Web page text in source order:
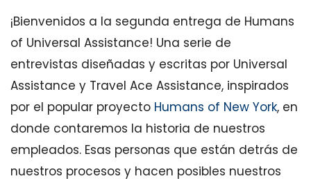
¡Bienvenidos a la segunda entrega de Humans
of Universal Assistance! Una serie de
entrevistas diseñadas y escritas por Universal
Assistance y Travel Ace Assistance, inspirados
por el popular proyecto Humans of New York, en
donde contaremos la historia de nuestros
empleados. Esas personas que están detrás de
nuestros procesos y hacen posibles nuestros